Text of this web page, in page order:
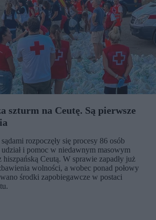
szturm na Ceutę. Są pierwsze
rozpoczęły się procesy 86 osób
i pomoc w niedawnym masowym
Ceutą. W sprawie zapadły już
wolności, a wobec ponad połowy
środki zapobiegawcze w postaci